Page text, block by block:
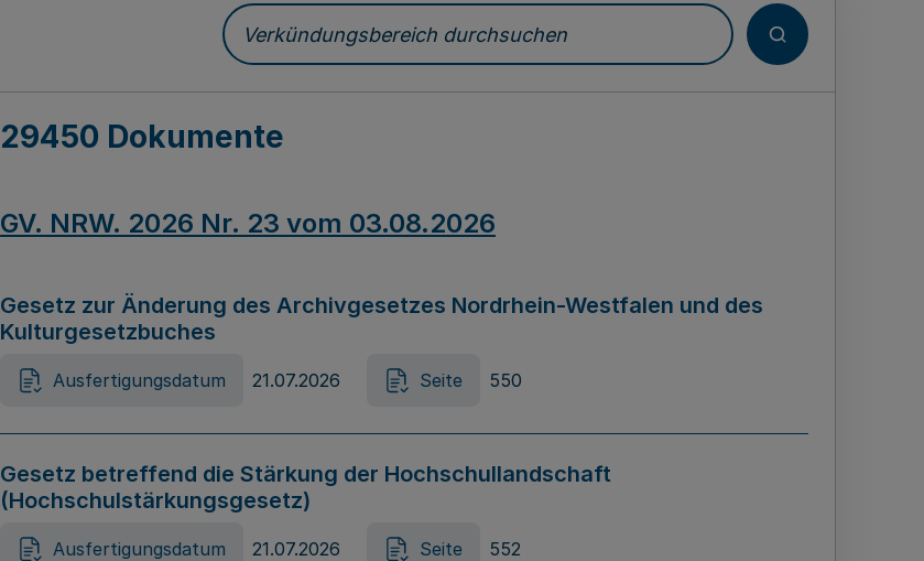
Verkündungsbereich durchsuchen
29450 Dokumente
GV. NRW. 2026 Nr. 23 vom 03.08.2026
Gesetz zur Änderung des Archivgesetzes Nordrhein-Westfalen und des
Kulturgesetzbuches
Ausfertigungsdatum 21.07.2026 Seite 550
Gesetz betreffend die Stärkung der Hochschullandschaft
(Hochschulstärkungsgesetz)
Ausfertigungsdatum 21.07.2026 Seite 552